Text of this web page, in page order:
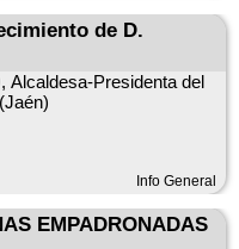
colaborar en la
destinadas a
por las lluvias y
agradecemos a la
y compromiso con los
actuaciones
de D.
Alcaldesa-Presidenta del
la siguiente:
Info General
EMPADRONADAS